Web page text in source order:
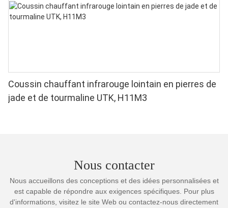
Coussin chauffant infrarouge lointain en pierres de
jade et de tourmaline UTK, H11M3
Nous contacter
Nous accueillons des conceptions et des idées personnalisées et
est capable de répondre aux exigences spécifiques. Pour plus
d'informations, visitez le site Web ou contactez-nous directement